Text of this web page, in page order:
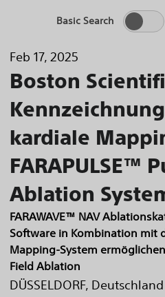
Basic Search
Feb 17, 2025
Boston
kardiale
FARAPULSE™
Ablation
FARAWAVE™ NAV
Software in Kombination mit
Mapping-System
Field Ablation
DÜSSELDORF,